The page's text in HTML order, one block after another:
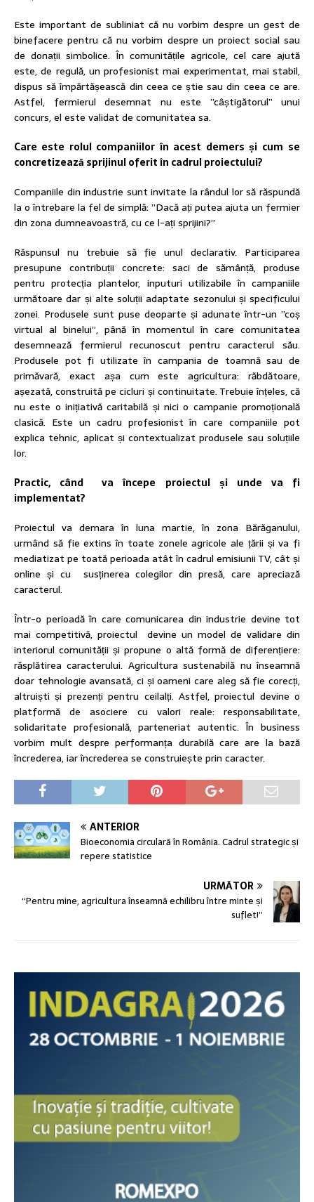
Este important de subliniat că nu vorbim despre un gest de
binefacere pentru că nu vorbim despre un proiect social sau
de donații simbolice. În comunitățile agricole, cel care ajută
este, de regulă, un profesionist mai experimentat, mai stabil,
dispus să împărtășească din ceea ce știe sau din ceea ce are.
Astfel, fermierul desemnat nu este ”câștigătorul” unui
concurs, el este validat de comunitatea sa.
Care este rolul companiilor în acest demers și cum se
concretizează sprijinul oferit în cadrul proiectului?
Companiile din industrie sunt invitate la rândul lor să răspundă
la o întrebare la fel de simplă: ”Dacă ați putea ajuta un fermier
din zona dumneavoastră, cu ce l-ați sprijini?”
Răspunsul nu trebuie să fie unul declarativ. Participarea
presupune contribuții concrete: saci de sămânță, produse
pentru protecția plantelor, inputuri utilizabile în campaniile
următoare dar și alte soluții adaptate sezonului și specificului
zonei. Produsele sunt puse deoparte și adunate într-un ”coș
virtual al binelui”, până în momentul în care comunitatea
desemnează fermierul recunoscut pentru caracterul său.
Produsele pot fi utilizate în campania de toamnă sau de
primăvară, exact așa cum este agricultura: răbdătoare,
așezată, construită pe cicluri și continuitate. Trebuie înțeles, că
nu este o inițiativă caritabilă și nici o campanie promoțională
clasică. Este un cadru profesionist în care companiile pot
explica tehnic, aplicat și contextualizat produsele sau soluțiile
lor.
Practic, când va începe proiectul și unde va fi
implementat?
Proiectul va demara în luna martie, în zona Bărăganului,
urmând să fie extins în toate zonele agricole ale țării și va fi
mediatizat pe toată perioada atât în cadrul emisiunii TV, cât și
online și cu susținerea colegilor din presă, care apreciază
caracterul.
​Într-o perioadă în care comunicarea din industrie devine tot
mai competitivă, proiectul devine un model de validare din
interiorul comunității și propune o altă formă de diferențiere:
răsplătirea caracterului. Agricultura sustenabilă nu înseamnă
doar tehnologie avansată, ci și oameni care aleg să fie corecți,
altruiști și prezenți pentru ceilalți. Astfel, proiectul devine o
platformă de asociere cu valori reale: responsabilitate,
solidaritate profesională, parteneriat autentic. În business
vorbim mult despre performanța durabilă care are la bază
încrederea, iar încrederea se construiește prin caracter.
ANTERIOR
Bioeconomia circulară în România. Cadrul strategic și
repere statistice
URMĂTOR
“Pentru mine, agricultura înseamnă echilibru între minte și
suflet!”